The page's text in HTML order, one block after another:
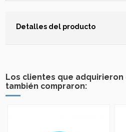
Detalles del producto
Los clientes que
también compraron: